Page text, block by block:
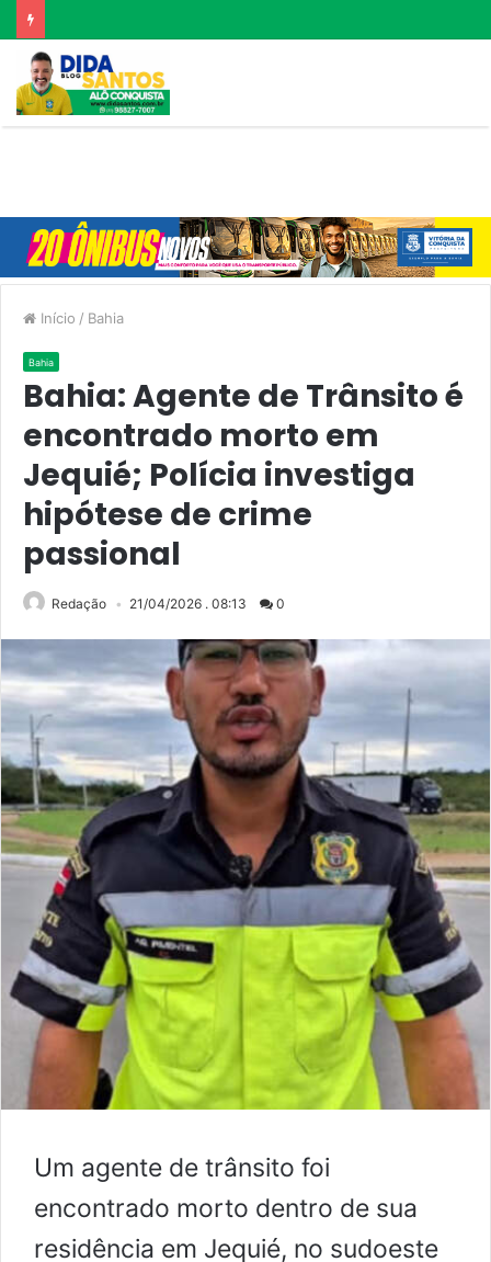
Início / Bahia
Bahia
Bahia: Agente de Trânsito é
encontrado morto em
Jequié; Polícia investiga
hipótese de crime
passional
Redação 21/04/2026 . 08:13 0
Um agente de trânsito foi
encontrado morto dentro de sua
residência em Jequié, no sudoeste